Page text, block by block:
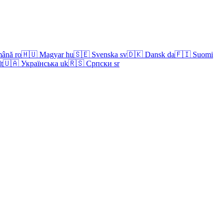
ro🇭🇺 Magyar hu🇸🇪 Svenska sv🇩🇰 Dansk da🇫🇮 Suomi
🇺🇦 Українська uk🇷🇸 Српски sr